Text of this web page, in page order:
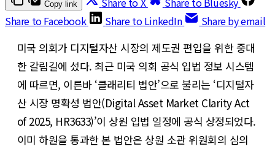
Copy link
Share to Facebook
Share to LinkedIn Share by email
미국 의회가 디지털자산 시장의 제도권 편입을 위한 중대
한 갈림길에 섰다. 최근 미국 의회 공식 입법 정보 시스템
에 따르면, 이른바 ‘클래리티 법안’으로 불리는 ‘디지털자
산 시장 명확성 법안(Digital Asset Market Clarity Act
of 2025, HR3633)’이 상원 입법 일정에 공식 상정되었다.
이미 하원을 통과한 본 법안은 상원 소관 위원회의 심의